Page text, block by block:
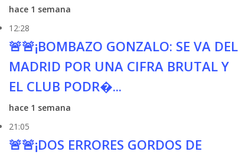
hace 1 semana
12:28
🚨🚨¡BOMBAZO GONZALO: SE VA DEL
MADRID POR UNA CIFRA BRUTAL Y
EL CLUB PODR�...
hace 1 semana
21:05
🚨🚨¡DOS ERRORES GORDOS DE